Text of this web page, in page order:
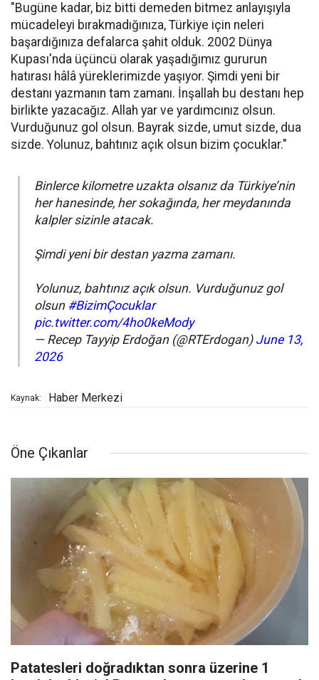
"Bugüne kadar, biz bitti demeden bitmez anlayışıyla
mücadeleyi bırakmadığınıza, Türkiye için neleri
başardığınıza defalarca şahit olduk. 2002 Dünya
Kupası'nda üçüncü olarak yaşadığımız gururun
hatırası hâlâ yüreklerimizde yaşıyor. Şimdi yeni bir
destanı yazmanın tam zamanı. İnşallah bu destanı hep
birlikte yazacağız. Allah yar ve yardımcınız olsun.
Vurduğunuz gol olsun. Bayrak sizde, umut sizde, dua
sizde. Yolunuz, bahtınız açık olsun bizim çocuklar."
Binlerce kilometre uzakta olsanız da Türkiye’nin
her hanesinde, her sokağında, her meydanında
kalpler sizinle atacak.
Şimdi yeni bir destan yazma zamanı.
Yolunuz, bahtınız açık olsun. Vurduğunuz gol
olsun #BizimÇocuklar
pic.twitter.com/4ho0keMody
— Recep Tayyip Erdoğan (@RTErdogan) June 13,
2026
Kaynak: Haber Merkezi
Öne Çıkanlar
Patatesleri doğradıktan sonra üzerine 1